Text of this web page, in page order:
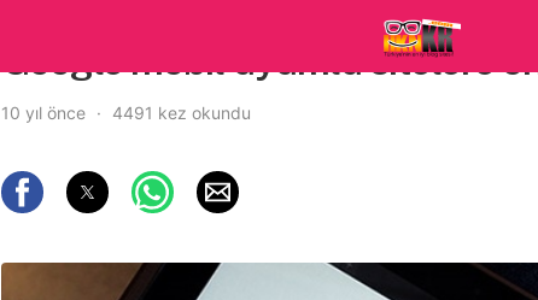
Google mobil uyumlu sitelere
10 yıl önce 4491 kez okundu